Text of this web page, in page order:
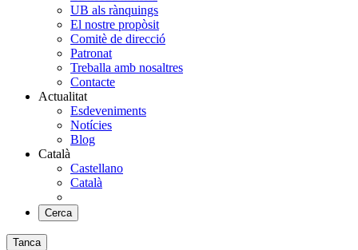
UB als rànquings
El nostre propòsit
Comitè de direcció
Patronat
Treballa amb nosaltres
Contacte
Actualitat
Esdeveniments
Notícies
Blog
Català
Castellano
Català
Cerca
Tanca